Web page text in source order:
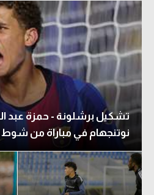
تشكيل برشلونة - حمزة عبد
نوتنجهام في مباراة من شوط